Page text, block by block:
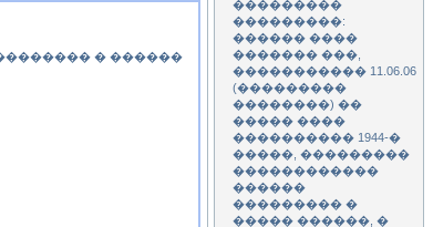
� ������
���������
���������:
������ ����
������� ���,
����������� 11.06.06
(���������
��������) ��
����� ����
���������� 1944-�
�����, ���������
������������
������
��������� �
����� ������, �